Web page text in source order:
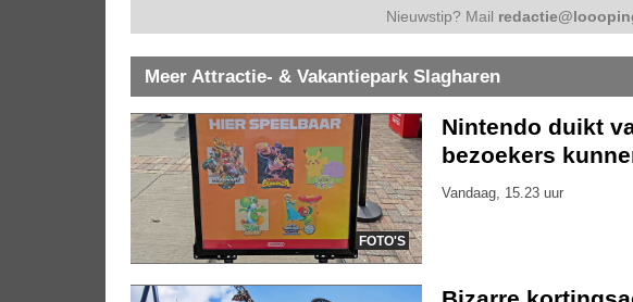
Nieuwstip? Mail
Meer Attractie- & Vakantiepark Slagharen
FOTO'S
Nintendo duikt
bezoekers
Vandaag, 15.23 uur